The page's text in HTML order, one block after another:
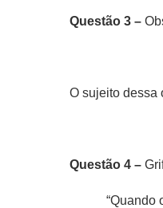
Questão 3 –
O sujeito dessa
Questão 4 –
“Quando